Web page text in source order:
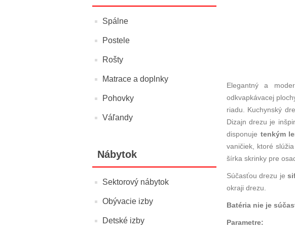
Spálne
Postele
Rošty
Matrace a doplnky
Pohovky
Váľandy
Nábytok
Sektorový nábytok
Obývacie izby
Detské izby
Elegantný a
odkvapkávacej
riadu. Kuchynský
Dizajn drezu je
disponuje tenkým
vaničiek, ktoré
šírka skrinky pre
Súčasťou drezu je
okraji drezu.
Batéria nie je
Parametre: